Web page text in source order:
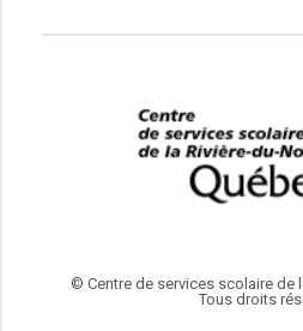
© Centre de services scolaire de
Tous droits